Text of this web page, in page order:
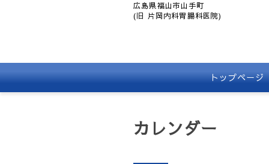
広島県福山市山手町
(旧 片岡内科胃腸科医院)
トップページ
カレンダー